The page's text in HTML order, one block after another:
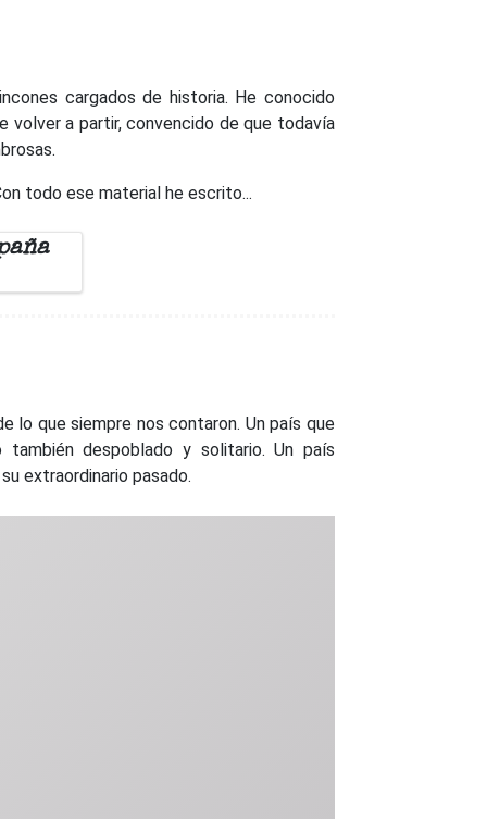
cargados de historia. He conocido
volver a partir, convencido de que todavía
todo ese material he escrito...
lo que siempre nos contaron. Un país que
también despoblado y solitario. Un país
extraordinario pasado.